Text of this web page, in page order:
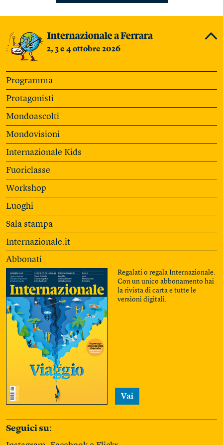
2, 3 e 4 ottobre 2026
Programma
Protagonisti
Mondoascolti
Mondovisioni
Internazionale Kids
Fuoriclasse
Workshop
Luoghi
Sala stampa
Internazionale.it
Abbonati
Regalati o regala Internazionale.
Con un unico abbonamento hai
la rivista di carta e tutte le
versioni digitali.
Vai
Seguici su: